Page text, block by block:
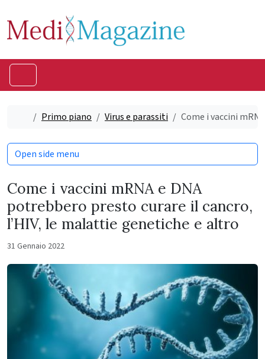
HomePrimo piano Virus e parassiti Come i vaccini
Come i vaccini mRNA e DNA
potrebbero presto curare il cancro,
l’HIV, le malattie genetiche e altro
31 Gennaio 2022
Open side menu